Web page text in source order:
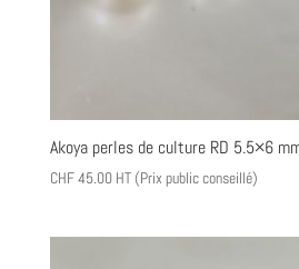
Akoya perles de culture RD 5.5×6
CHF45.00 HT (Prix public conseillé)